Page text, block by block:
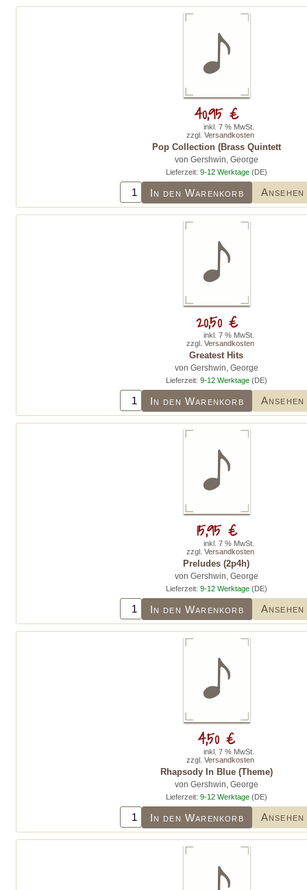
Pop Collection (Brass Quintett
von Gershwin, George
Lieferzeit: 9-12 Werktage(DE)
In den Warenkorb Ansehen
40,95 €
inkl. 7 % MwSt.
zzgl. Versandkosten
Greatest Hits
von Gershwin, George
Lieferzeit: 9-12 Werktage(DE)
In den Warenkorb Ansehen
20,50 €
inkl. 7 % MwSt.
zzgl. Versandkosten
Preludes (2p4h)
von Gershwin, George
Lieferzeit: 9-12 Werktage(DE)
In den Warenkorb Ansehen
15,95 €
inkl. 7 % MwSt.
zzgl. Versandkosten
Rhapsody In Blue (Theme)
von Gershwin, George
Lieferzeit: 9-12 Werktage(DE)
In den Warenkorb Ansehen
4,50 €
inkl. 7 % MwSt.
zzgl. Versandkosten